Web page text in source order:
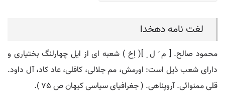
لغت نامه دهخدا
محمود صالح. [ م َ ل ِ ]( اِخ ) شعبه ای از ایل چهارلنگ بختیاری و
دارای شعب ذیل است: اورمش، مم جلالی، کافلی، عاد کاد، آل داود.
قلی ممنوائی. آروپناهی. ( جغرافیای سیاسی کیهان ص 75 ).